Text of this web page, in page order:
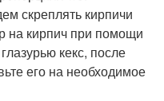
скреплять кирпичи
на кирпич при помощи
кекс, после
его на необходимое